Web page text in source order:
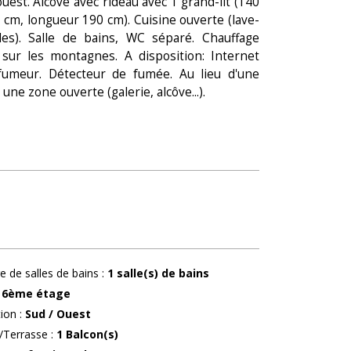
longueur 190 cm). Cuisine ouverte (lave-
Salle de bains, WC séparé. Chauffage
les montagnes. A disposition: Internet
Détecteur de fumée. Au lieu d'une
zone ouverte (galerie, alcôve...).
de salles de bains : 1 salle(s) de bains
6ème étage
: Sud / Ouest
: 1 Balcon(s)